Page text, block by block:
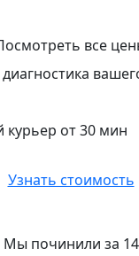
все
курьер от 30 мин
Узнать стоимость
Мы починили за